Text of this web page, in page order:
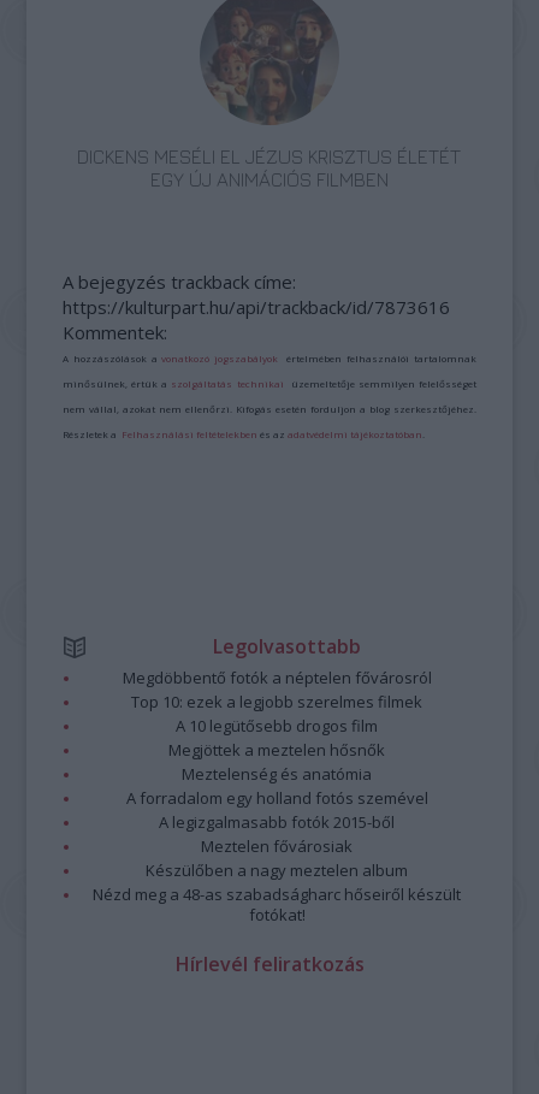
DICKENS MESÉLI EL JÉZUS KRISZTUS ÉLETÉT
EGY ÚJ ANIMÁCIÓS FILMBEN
A bejegyzés trackback címe:
https://kulturpart.hu/api/trackback/id/7873616
Kommentek:
A hozzászólások avonatkozó jogszabályok értelmében felhasználói tartalomnak
minősülnek, értük a szolgáltatás technikai üzemeltetője semmilyen felelősséget
nem vállal, azokat nem ellenőrzi. Kifogás esetén forduljon a blog szerkesztőjéhez.
Részletek a Felhasználási feltételekben és azadatvédelmi tájékoztatóban
Legolvasottabb
Megdöbbentő fotók a néptelen fővárosról
Top 10: ezek a legjobb szerelmes filmek
A 10 legütősebb drogos film
Megjöttek a meztelen hősnők
Meztelenség és anatómia
A forradalom egy holland fotós szemével
A legizgalmasabb fotók 2015-ből
Meztelen fővárosiak
Készülőben a nagy meztelen album
Nézd meg a 48-as szabadságharc hőseiről készült
fotókat!
Hírlevél feliratkozás